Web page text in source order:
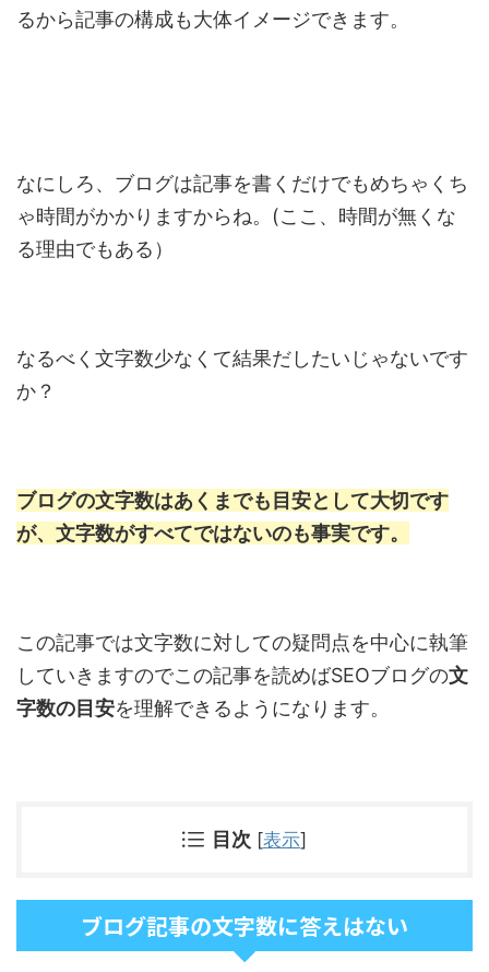
るから記事の構成も大体イメージできます。
なにしろ、ブログは記事を書くだけでもめちゃくち
ゃ時間がかかりますからね。(ここ、時間が無くな
る理由でもある）
なるべく文字数少なくて結果だしたいじゃないです
か？
ブログの文字数はあくまでも目安として大切です
が、文字数がすべてではないのも事実です。
この記事では文字数に対しての疑問点を中心に執筆
していきますのでこの記事を読めばSEOブログの文
字数の目安を理解できるようになります。
目次 [表示]
ブログ記事の文字数に答えはない